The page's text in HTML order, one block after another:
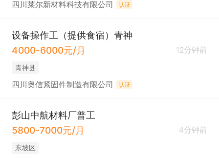
四川莱尔新材料科技有限公司 认证
设备操作工（提供食宿）青神
4000-6000元/月
12分钟前
青神县
四川奥信紧固件制造有限公司 认证
彭山中航材料厂普工
5800-7000元/月
4分钟前
东坡区